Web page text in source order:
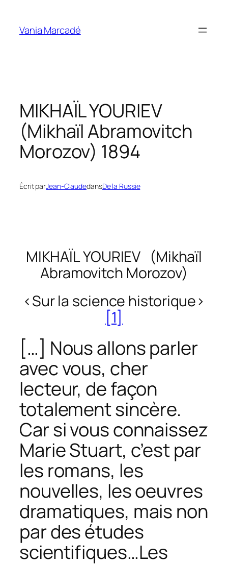
contenu
Vania Marcadé
MIKHAÏL YOURIEV
(Mikhaïl Abramovitch
Morozov) 1894
Écrit parJean-ClaudedansDe la Russie
MIKHAÏL YOURIEV (Mikhaïl
Abramovitch Morozov)
<Sur la science historique>
[1]
[…] Nous allons parler
avec vous, cher
lecteur, de façon
totalement sincère.
Car si vous connaissez
Marie Stuart, c’est par
les romans, les
nouvelles, les oeuvres
dramatiques, mais non
par des études
scientifiques…Les